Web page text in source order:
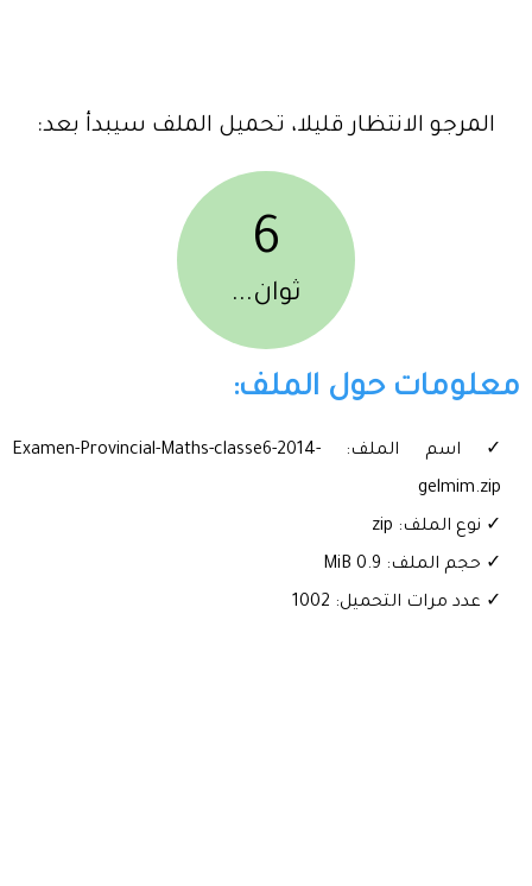
المرجو الانتظار قليلا، تحميل الملف سيبدأ بعد:
6
ثوان...
معلومات حول الملف:
✓ اسم الملف: Examen-Provincial-Maths-classe6-2014-
gelmim.zip
✓ نوع الملف: zip
✓ حجم الملف: 0.9 MiB
✓ عدد مرات التحميل: 1002